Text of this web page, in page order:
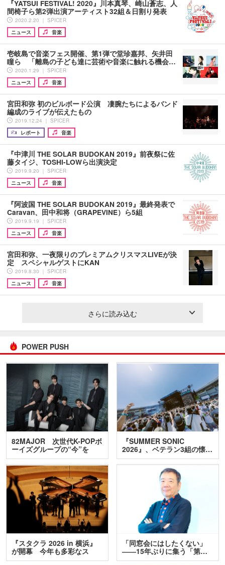
『YATSUI FESTIVAL! 2020』川本真琴、崎山蒼志、人
間椅子ら第2弾出演アーティスト32組＆日割り発表
2020.2.20 ｜ SPICER
ニュース
音楽
壱岐島で音楽フェス開催、第1弾で堂珍嘉邦、矢井田
瞳ら 「離島の子ども達に芸術や音楽に触れる機会…
2020.1.29 ｜ SPICER
ニュース
音楽
宮田和弥 初のビルボード公演 凄腕たちによるバンド
編成のライブが伝えたもの
2019.12.24 ｜ SPICER
レポート
音楽
『中津川 THE SOLAR BUDOKAN 2019』前夜祭に佐
藤タイジ、TOSHI-LOWら出演決定
2019.9.20 ｜ SPICER
ニュース
音楽
『阿波国 THE SOLAR BUDOKAN 2019』最終発表で
Caravan、田中和将（GRAPEVINE）ら5組
2019.9.19 ｜ SPICER
ニュース
音楽
宮田和弥、一夜限りのプレミアムクリスマスLIVEが決
定 スペシャルゲストにKAN
2019.8.30 ｜ SPICER
ニュース
音楽
さらに読み込む
POWER PUSH
82MAJOR 次世代K-POPボ
ーイズグループの“今”を
訊…
『SUMMER SONIC
2026』、ベテラン3組の懐…
『スタクラ 2026 in 横浜』
が開幕 今年も多彩なス
テ…
「同窓会にはしたくない」
――15年ぶりに集う「第…